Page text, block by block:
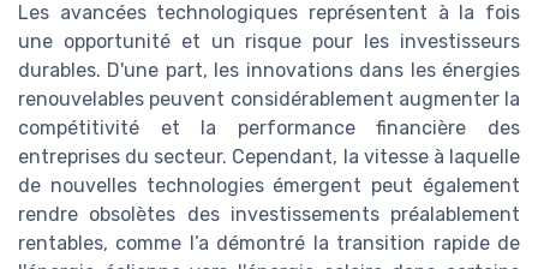
Les avancées technologiques représentent à la fois
une opportunité et un risque pour les investisseurs
durables. D'une part, les innovations dans les énergies
renouvelables peuvent considérablement augmenter la
compétitivité et la performance financière des
entreprises du secteur. Cependant, la vitesse à laquelle
de nouvelles technologies émergent peut également
rendre obsolètes des investissements préalablement
rentables, comme l’a démontré la transition rapide de